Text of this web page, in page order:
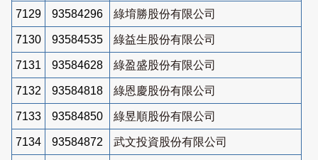
7129 93584296 綠堉勝股份有限公司
7130 93584535 綠益生股份有限公司
7131 93584628 綠盈盛股份有限公司
7132 93584818 綠恩慶股份有限公司
7133 93584850 綠昱順股份有限公司
7134 93584872 武文投資股份有限公司